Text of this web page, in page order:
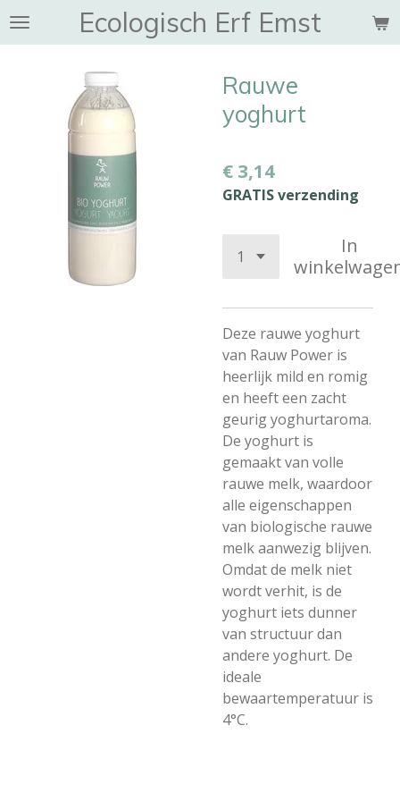
Ga
hoofdinhoud
Ecologisch Erf Emst
Rauwe
yoghurt
€ 3,14
GRATIS verzending
In
Deze rauwe yoghurt
van Rauw Power is
heerlijk mild en romig
en heeft een zacht
geurig yoghurtaroma.
De yoghurt is
gemaakt van volle
rauwe melk, waardoor
alle eigenschappen
van biologische rauwe
melk aanwezig blijven.
Omdat de melk niet
wordt verhit, is de
yoghurt iets dunner
van structuur dan
andere yoghurt. De
ideale
bewaartemperatuur is
4°C.